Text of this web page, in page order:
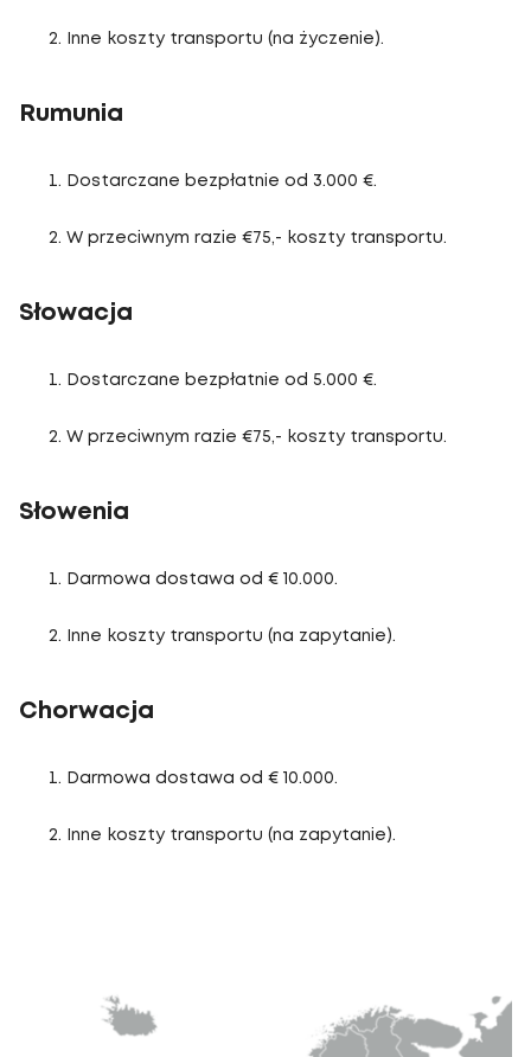
Inne koszty transportu (na życzenie).
Rumunia
Dostarczane bezpłatnie od 3.000 €.
W przeciwnym razie €75,- koszty transportu.
Słowacja
Dostarczane bezpłatnie od 5.000 €.
W przeciwnym razie €75,- koszty transportu.
Słowenia
Darmowa dostawa od € 10.000.
Inne koszty transportu (na zapytanie).
Chorwacja
Darmowa dostawa od € 10.000.
Inne koszty transportu (na zapytanie).